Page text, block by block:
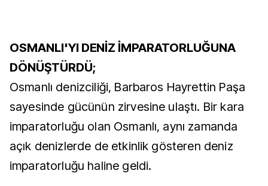
OSMANLI'YI DENİZ İMPARATORLUĞUNA
DÖNÜŞTÜRDÜ;
Osmanlı denizciliği, Barbaros Hayrettin Paşa
sayesinde gücünün zirvesine ulaştı. Bir kara
imparatorluğu olan Osmanlı, aynı zamanda
açık denizlerde de etkinlik gösteren deniz
imparatorluğu haline geldi.